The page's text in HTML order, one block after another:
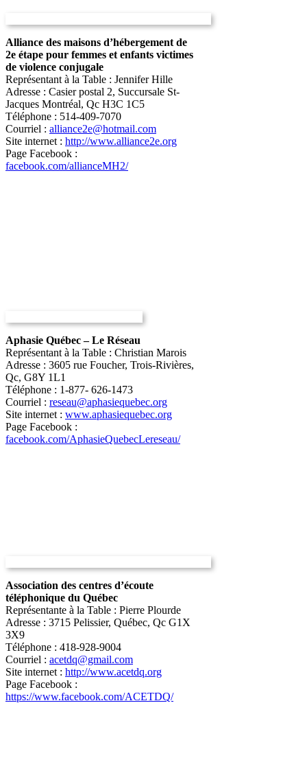
Alliance des maisons d’hébergement de
2e étape pour femmes et enfants victimes
de violence conjugale
Représentant à la Table : Jennifer Hille
Adresse : Casier postal 2, Succursale St-
Jacques Montréal, Qc H3C 1C5
Téléphone : 514-409-7070
Courriel : alliance2e@hotmail.com
Site internet : http://www.alliance2e.org
Page Facebook :
facebook.com/allianceMH2/
Aphasie Québec – Le Réseau
Représentant à la Table : Christian Marois
Adresse : 3605 rue Foucher, Trois-Rivières,
Qc, G8Y 1L1
Téléphone : 1-877- 626-1473
Courriel : reseau@aphasiequebec.org
Site internet : www.aphasiequebec.org
Page Facebook :
facebook.com/AphasieQuebecLereseau/
Association des centres d’écoute
téléphonique du Québec
Représentante à la Table : Pierre Plourde
Adresse : 3715 Pelissier, Québec, Qc G1X
3X9
Téléphone : 418-928-9004
Courriel : acetdq@gmail.com
Site internet : http://www.acetdq.org
Page Facebook :
https://www.facebook.com/ACETDQ/